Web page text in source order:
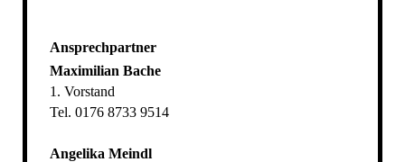
Ansprechpartner
Maximilian Bache
1. Vorstand
Tel. 0176 8733 9514
Angelika Meindl